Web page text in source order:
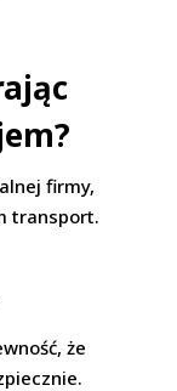
firmy,
transport.
że